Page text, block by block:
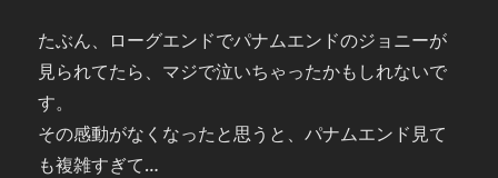
たぶん、ローグエンドでパナムエンドのジョニーが
見られてたら、マジで泣いちゃったかもしれないで
す。
その感動がなくなったと思うと、パナムエンド見て
も複雑すぎて…